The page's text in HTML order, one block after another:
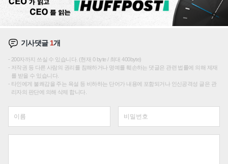
기사댓글1개
200자까지 쓰실 수 있습니다. (현재 0 byte / 최대 400byte)
저작권 등 다른 사람의 권리를 침해하거나 명예를 훼손하는 댓글은 관련 법률에 의해 제재
를 받을 수 있습니다.
타인에게 불쾌감을 주는 욕설 등 비하하는 단어가 내용에 포함되거나 인신공격성 글은 관
리자의 판단에 의해 삭제 합니다.